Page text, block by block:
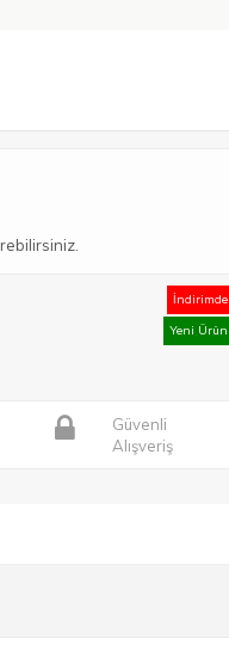
İndirimde
Yeni Ürün
Güvenli
Alışveriş